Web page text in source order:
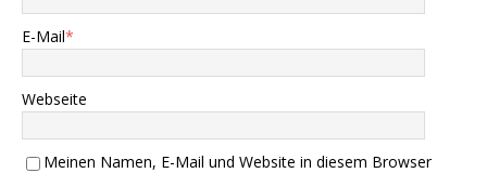
E-Mail*
Webseite
Meinen Namen, E-Mail und Website in diesem Browser